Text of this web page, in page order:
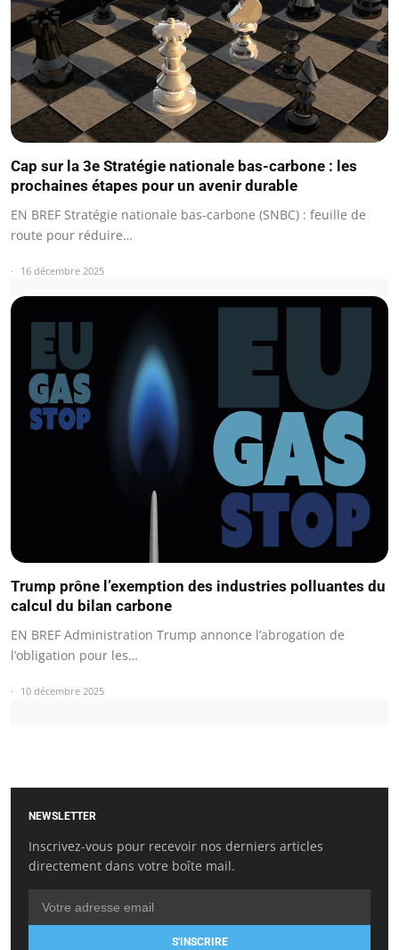
Cap sur la 3e Stratégie nationale bas-carbone : les
prochaines étapes pour un avenir durable
EN BREF Stratégie nationale bas-carbone (SNBC) : feuille de
route pour réduire…
16 décembre 2025
Trump prône l’exemption des industries polluantes du
calcul du bilan carbone
EN BREF Administration Trump annonce l’abrogation de
l’obligation pour les…
10 décembre 2025
NEWSLETTER
Inscrivez-vous pour recevoir nos derniers articles
directement dans votre boîte mail.
S'INSCRIRE